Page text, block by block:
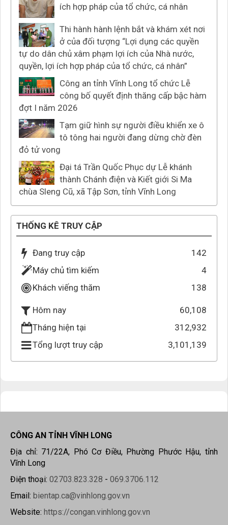
ích hợp pháp của tổ chức, cá nhân
Thi hành hành lệnh bắt và khám xét nơi
ở của đối tượng “Lợi dụng các quyền
tự do dân chủ xâm phạm lợi ích của Nhà nước,
quyền, lợi ích hợp pháp của tổ chức, cá nhân”
Công an tỉnh Vĩnh Long tổ chức Lễ
công bố quyết định thăng cấp bậc hàm
đợt I năm 2026
Tạm giữ hình sự người điều khiển xe ô
tô tông hai người đang dừng chờ đèn
đỏ tử vong
Đại tá Trần Quốc Phục dự Lễ khánh
thành Chánh điện và Kiết giới Si Ma
chùa Sleng Cũ, xã Tập Sơn, tỉnh Vĩnh Long
THỐNG KÊ TRUY CẬP
Đang truy cập
142
Máy chủ tìm kiếm
4
Khách viếng thăm
138
Hôm nay
60,108
Tháng hiện tại
312,932
Tổng lượt truy cập
3,101,139
CÔNG AN TỈNH VĨNH LONG
Địa chỉ: 71/22A, Phó Cơ Điều, Phường Phước Hậu, tỉnh
Vĩnh Long
Điện thoại: 02703.823.328 - 069.3706.112
Email: bientap.ca@vinhlong.gov.vn
Website: https://congan.vinhlong.gov.vn